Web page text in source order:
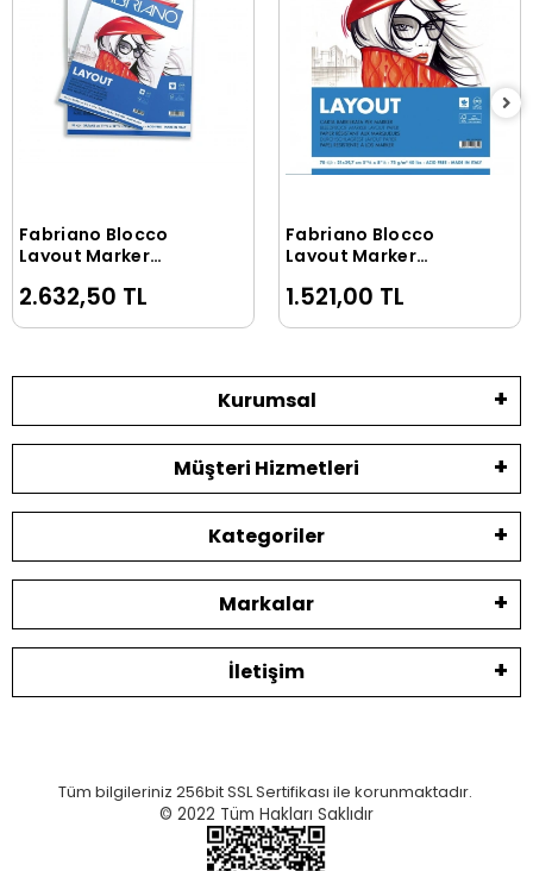
Sepete Ekle
Fabriano Blocco
Layout Marker
gr. A3 70 yaprak
2.632,50 TL
Sepete Ekle
Fabriano Blocco
Layout Marker
gr. A4 70 yaprak
1.521,00 TL
Kurumsal
Müşteri Hizmetleri
Kategoriler
Markalar
İletişim
Tüm bilgileriniz 256bit SSL Sertifikası ile korunmaktadır.
© 2022 Tüm Hakları Saklıdır